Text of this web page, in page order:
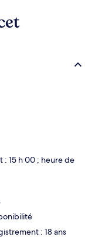
15 h 00 ; heure de
: 18 ans